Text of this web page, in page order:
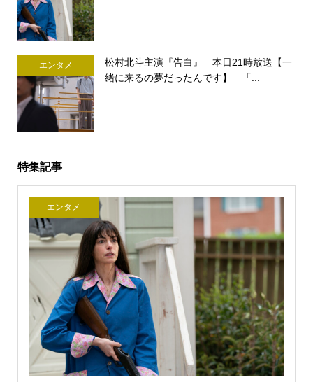
エンタメ
松村北斗主演『告白』 本日21時放送【一
緒に来るの夢だったんです】 「...
特集記事
エンタメ